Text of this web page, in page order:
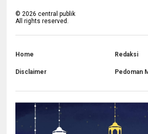
©2026 central publik
All rights reserved.
Home Redaksi
Disclaimer Pedoman